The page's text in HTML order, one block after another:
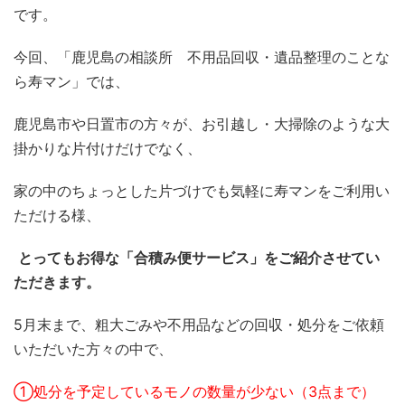
です。
今回、「鹿児島の相談所 不用品回収・遺品整理のことな
ら寿マン」では、
鹿児島市や日置市の方々が、お引越し・大掃除のような大
掛かりな片付けだけでなく、
家の中のちょっとした片づけでも気軽に寿マンをご利用い
ただける様、
とってもお得な「合積み便サービス」をご紹介させてい
ただきます。
5月末まで、粗大ごみや不用品などの回収・処分をご依頼
いただいた方々の中で、
①処分を予定しているモノの数量が少ない（3点まで）